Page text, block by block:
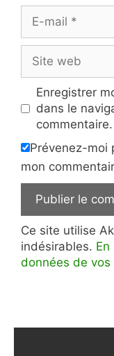
mail
web
Enregistrer
dans le
commentaire.
Prévenez-moi
mon
Ce site utilise
indésirables.
données de